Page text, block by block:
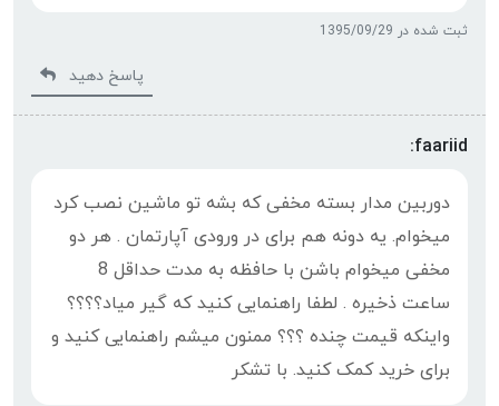
ثبت شده در 1395/09/29
پاسخ دهید
faariid:
دوربین مدار بسته مخفی که بشه تو ماشین نصب کرد
میخوام. یه دونه هم برای در ورودی آپارتمان . هر دو
مخفی میخوام باشن با حافظه به مدت حداقل 8
ساعت ذخیره . لطفا راهنمایی کنید که گیر میاد؟؟؟؟
واینکه قیمت چنده ؟؟؟ ممنون میشم راهنمایی کنید و
برای خرید کمک کنید. با تشکر